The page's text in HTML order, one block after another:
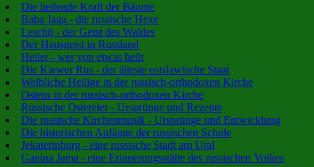
Die heilende Kraft der Bäume
Baba Jaga - die russische Hexe
Leschij - der Geist des Waldes
Der Hausgeist in Russland
Heiler - wer von etwas heilt
Die Kiewer Rus - der älteste ostslawische Staat
Weibliche Heilige in der russisch-orthodoxen Kirche
Ostern in der russisch-orthodoxen Kirche
Russische Ostereier - Ursprünge und Rezepte
Die russische Kirchenmusik - Ursprünge und Entwicklung
Die historischen Anfänge der russischen Schule
Jekaterinburg - eine russische Stadt am Ural
Ganina Jama - eine Erinnerungsstätte des russischen Volkes